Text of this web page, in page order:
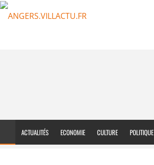
ACTUALITÉS ECONOMIE CULTURE POLITIQUE